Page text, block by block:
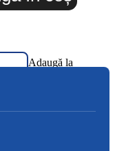
Adaugă la